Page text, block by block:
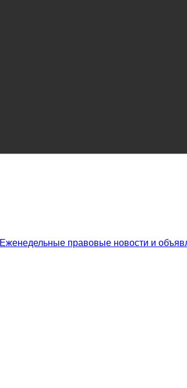
Еженедельные правовые новости и